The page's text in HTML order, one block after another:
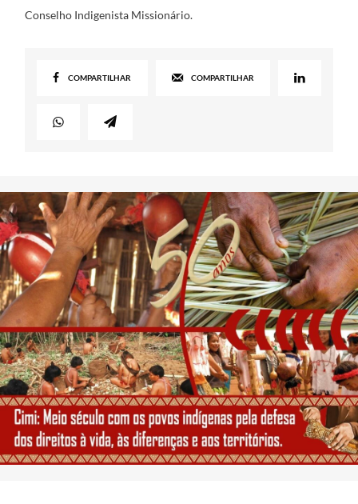
Conselho Indigenista Missionário.
COMPARTILHAR COMPARTILHAR